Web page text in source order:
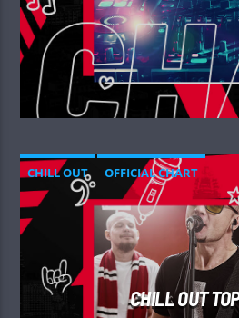
CHILL OUT
OFFICIAL CHART
SUMMER CHART
CHILL OUT